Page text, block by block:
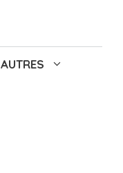
AUTRES